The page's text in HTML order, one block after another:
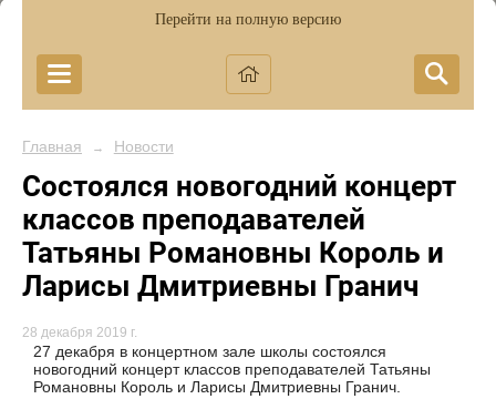
Перейти на полную версию
Главная → Новости
Состоялся новогодний концерт
классов преподавателей
Татьяны Романовны Король и
Ларисы Дмитриевны Гранич
28 декабря 2019 г.
27 декабря в концертном зале школы состоялся
новогодний концерт классов преподавателей Татьяны
Романовны Король и Ларисы Дмитриевны Гранич.